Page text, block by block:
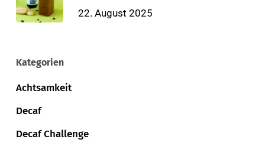
22. August 2025
Kategorien
Achtsamkeit
Decaf
Decaf Challenge